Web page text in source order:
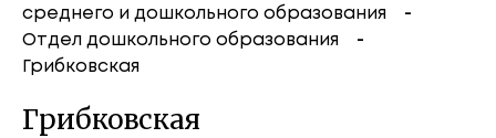
среднего и дошкольного образования
Отдел дошкольного образования
Грибковская
Грибковская